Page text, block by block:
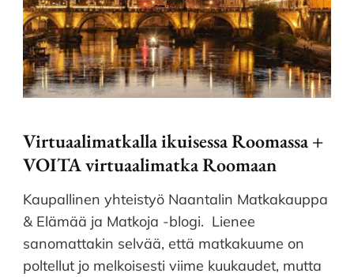
Virtuaalimatkalla ikuisessa Roomassa +
VOITA virtuaalimatka Roomaan
Kaupallinen yhteistyö Naantalin Matkakauppa
& Elämää ja Matkoja -blogi. Lienee
sanomattakin selvää, että matkakuume on
poltellut jo melkoisesti viime kuukaudet, mutta